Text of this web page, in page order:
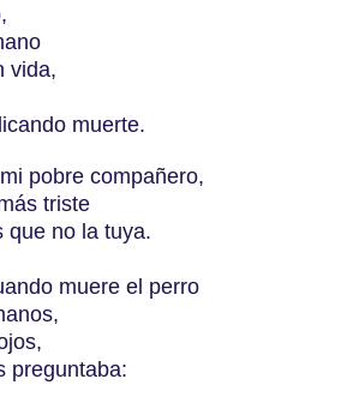
vida,
muerte.
pobre compañero,
triste
que no la tuya.
muere el perro
preguntaba: